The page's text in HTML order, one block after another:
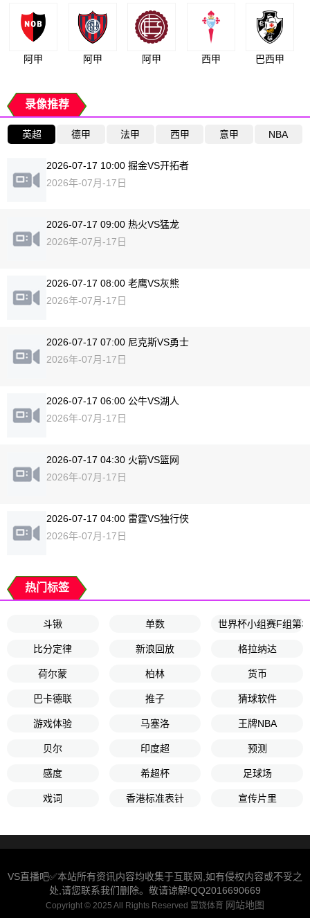
阿甲 阿甲 阿甲 西甲 巴西甲
录像推荐
英超 德甲 法甲 西甲 意甲 NBA
2026-07-17 10:00 掘金VS开拓者
2026年-07月-17日
2026-07-17 09:00 热火VS猛龙
2026年-07月-17日
2026-07-17 08:00 老鹰VS灰熊
2026年-07月-17日
2026-07-17 07:00 尼克斯VS勇士
2026年-07月-17日
2026-07-17 06:00 公牛VS湖人
2026年-07月-17日
2026-07-17 04:30 火箭VS篮网
2026年-07月-17日
2026-07-17 04:00 雷霆VS独行侠
2026年-07月-17日
热门标签
斗锹 单数 世界杯小组赛F组第3
比分定律 新浪回放 格拉纳达
荷尔蒙 柏林 货币
巴卡德联 推子 猜球软件
游戏体验 马塞洛 王牌NBA
贝尔 印度超 预测
感度 希超杯 足球场
戏词 香港标准表针 宣传片里
VS直播吧✅本站所有资讯内容均收集于互联网,如有侵权内容或不妥之
处,请您联系我们删除。敬请谅解!QQ2016690669
Copyright © 2025 All Rights Reserved 富饶体育 网站地图